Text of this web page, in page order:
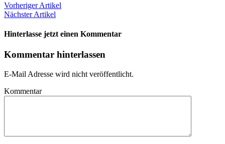
Vorheriger Artikel
Nächster Artikel
Hinterlasse jetzt einen Kommentar
Kommentar hinterlassen
E-Mail Adresse wird nicht veröffentlicht.
Kommentar